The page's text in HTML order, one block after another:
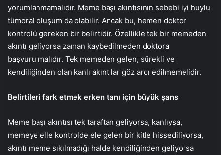
yorumlanmamalıdır. Meme başı akıntısının sebebi iyi huylu
tümoral oluşum da olabilir. Ancak bu, hemen doktor
kontrolü gereken bir belirtidir. Özellikle tek bir memeden
akıntı geliyorsa zaman kaybedilmeden doktora
başvurulmalıdır. Tek memeden gelen, sürekli ve
kendiliğinden olan kanlı akıntılar göz ardı edilmemelidir.
Belirtileri fark etmek erken tanı için büyük şans
Meme başı akıntısı tek taraftan geliyorsa, kanlıysa,
memeye elle kontrolde ele gelen bir kitle hissediliyorsa,
akıntı meme sıkılmadığı halde kendiliğinden geliyorsa